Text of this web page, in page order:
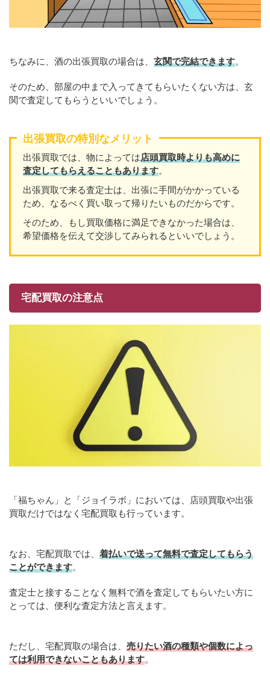
ちなみに、酒の出張買取の場合は、 玄関で完結できます。
そのため、部屋の中まで入ってきてもらいたくない方は、玄
関で査定してもらうといいでしょう。
出張買取の特別なメリット
出張買取では、物によっては店頭買取時よりも高めに
査定してもらえることもあります。
出張買取で来る査定士は、出張に手間がかかっている
ため、なるべく買い取って帰りたいものだからです。
そのため、もし買取価格に満足できなかった場合は、
希望価格を伝えて交渉してみられるといいでしょう。
宅配買取の注意点
「福ちゃん」と「ジョイラボ」においては、店頭買取や出張
買取だけではなく宅配買取も行っています。
なお、宅配買取では、 着払いで送って無料で査定してもらう
ことができます。
査定士と接することなく無料で酒を査定してもらいたい方に
とっては、便利な査定方法と言えます。
ただし、宅配買取の場合は、 売りたい酒の種類や個数によっ
ては利用できないこともあります。